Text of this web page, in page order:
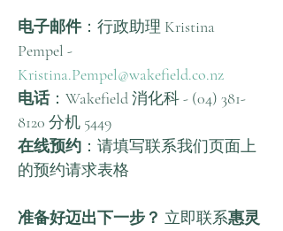
电子邮件：行政助理 Kristina
Pempel -
Kristina.Pempel@wakefield.co.nz
电话：Wakefield 消化科 - (04) 381-
8120 分机 5449
在线预约 ：请填写联系我们页面上
的预约请求表格
准备好迈出下一步？ 立即联系惠灵